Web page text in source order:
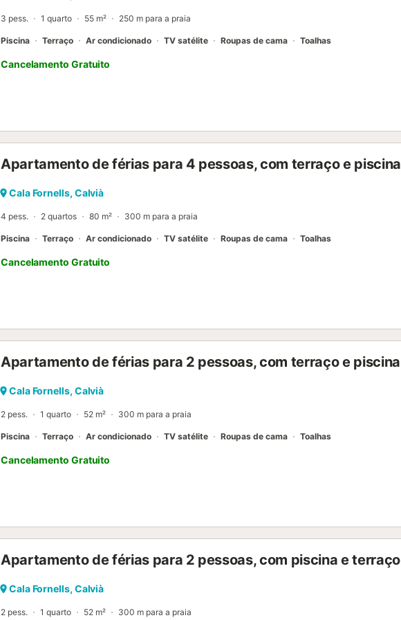
Maio...
3 pess. 1 quarto 55 m² 250 m para a praia
Piscina Terraço Ar condicionado TV satélite Roupas de cama Toalhas
Cancelamento Gratuito
Apartamento de férias para 4 pessoas, com terraço e piscina
Cala Fornells, Calvià
4 pess. 2 quartos 80 m² 300 m para a praia
Piscina Terraço Ar condicionado TV satélite Roupas de cama Toalhas
Cancelamento Gratuito
Apartamento de férias para 2 pessoas, com terraço e piscina
Cala Fornells, Calvià
2 pess. 1 quarto 52 m² 300 m para a praia
Piscina Terraço Ar condicionado TV satélite Roupas de cama Toalhas
Cancelamento Gratuito
Apartamento de férias para 2 pessoas, com piscina e terraço
Cala Fornells, Calvià
2 pess. 1 quarto 52 m² 300 m para a praia